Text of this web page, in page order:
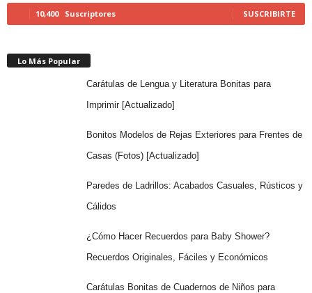
10,400 Suscriptores SUSCRIBIRTE
Lo Más Popular
Carátulas de Lengua y Literatura Bonitas para
Imprimir [Actualizado]
Bonitos Modelos de Rejas Exteriores para Frentes de
Casas (Fotos) [Actualizado]
Paredes de Ladrillos: Acabados Casuales, Rústicos y
Cálidos
¿Cómo Hacer Recuerdos para Baby Shower?
Recuerdos Originales, Fáciles y Económicos
Carátulas Bonitas de Cuadernos de Niños para